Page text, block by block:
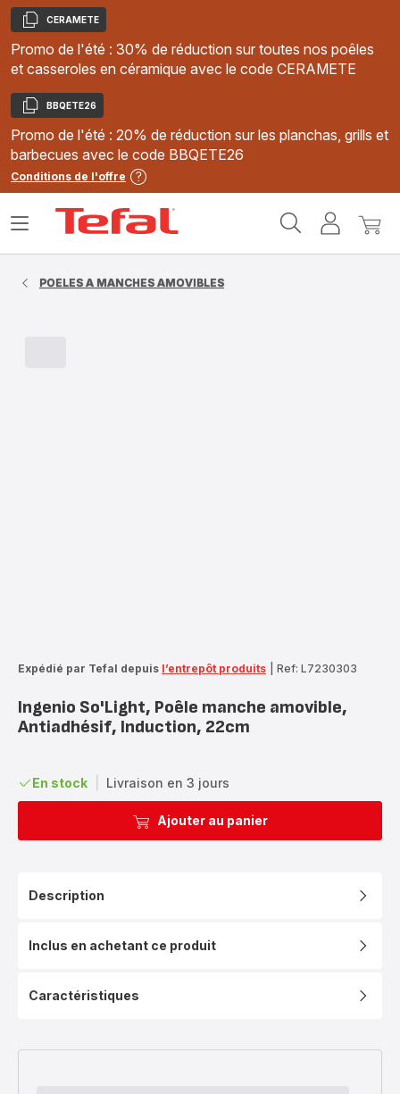
Copier
CERAMETE
Promo de l'été : 30% de réduction sur toutes nos poêles
et casseroles en céramique avec le code CERAMETE
Copier
BBQETE26
Promo de l'été : 20% de réduction sur les planchas, grills et
barbecues avec le code BBQETE26
Conditions de l'offre
MonMon
Ouvrir
POELES A MANCHES AMOVIBLES
Expédié par Tefal depuis l’entrepôt produits Ref: L7230303
Ingenio So'Light, Poêle manche amovible,
Antiadhésif, Induction, 22cm
En stock Livraison en 3 jours
Ajouter au panier
Description
Inclus en achetant ce produit
Caractéristiques